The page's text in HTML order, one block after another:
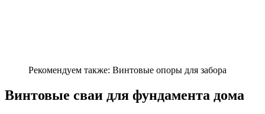
Рекомендуем также: Винтовые опоры для забора
Винтовые сваи для фундамента дома